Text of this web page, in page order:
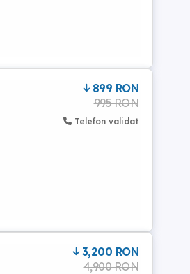
899 RON
995 RON
Telefon validat
3,200 RON
4,900 RON